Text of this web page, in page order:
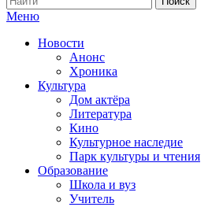
Меню
Новости
Анонс
Хроника
Культура
Дом актёра
Литература
Кино
Культурное наследие
Парк культуры и чтения
Образование
Школа и вуз
Учитель